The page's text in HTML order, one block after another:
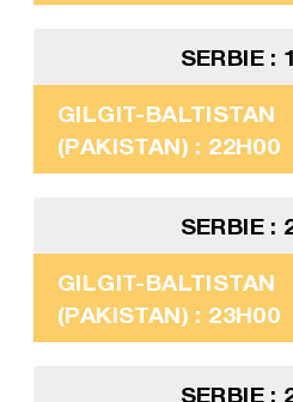
SERBIE :
GILGIT-BALTISTAN
(PAKISTAN) : 22H00
SERBIE :
GILGIT-BALTISTAN
(PAKISTAN) : 23H00
SERBIE :